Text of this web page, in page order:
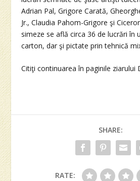
Adrian Pal, Grigore Carată,
Jr., Claudia Pahom-Grigore şi
simeze se află circa 36 de lucrări în
carton, dar şi pictate prin tehnică
Citiţi continuarea în paginile ziarului
SHARE:
RATE: